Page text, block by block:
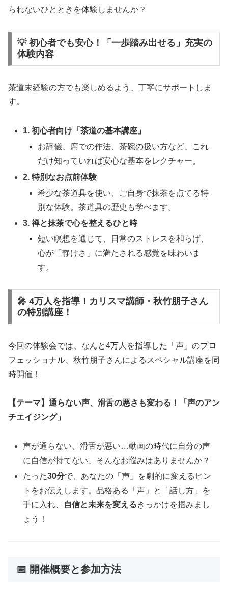
られないひとときを体験しませんか？
💡 初心者でも安心！「一歩踏み出せる」充実の
体験内容
茶道未経験の方でも楽しめるよう、丁寧にサポートしま
す。
1. 初心者向け「茶道の基本講座」
お辞儀、席での作法、茶碗の扱い方など、これ
だけ知っていれば安心な基本をレクチャー。
2. 特別なお点前体験
希少な茶道具を使い、ご自身で抹茶を点てる特
別な体験。茶道具の歴史も学べます。
3. 禅と抹茶で心を整えるひと時
短い瞑想を通じて、日常のストレスを和らげ、
心が「静けさ」に満たされる感覚を味わいま
す。
🎤 4万人を指導！カリスマ講師・秋竹朋子さん
の特別講座！
今回の体験会では、なんと4万人を指導した「声」のプロ
フェッショナル、秋竹朋子さんによるスペシャル講座を同
時開催！
【テーマ】通らない声、滑舌の悪さも変わる！「声のアン
チエイジング」
声が通らない、滑舌が悪い…動画の時代に自分の声
に自信が持てない、そんなお悩みはありませんか？
たった30分で、あなたの「声」を劇的に変えるヒン
トをお伝えします。品格ある「声」と「話し方」を
手に入れ、
自信と未来を変えるきっかけを掴みまし
ょう！
📅 開催概要と参加方法